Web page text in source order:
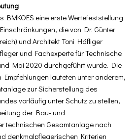
eine erste Wertefeststellung
die von Dr. Günter
und Architekt Toni Häfliger
und Fachexperte für Technische
Mai 2020 durchgeführt wurde. Die
lauteten unter anderem,
zur Sicherstellung des
vorläufig unter Schutz zu stellen,
der Bau- und
technischen Gesamtanlage nach
denkmalpflegerischen Kriterien